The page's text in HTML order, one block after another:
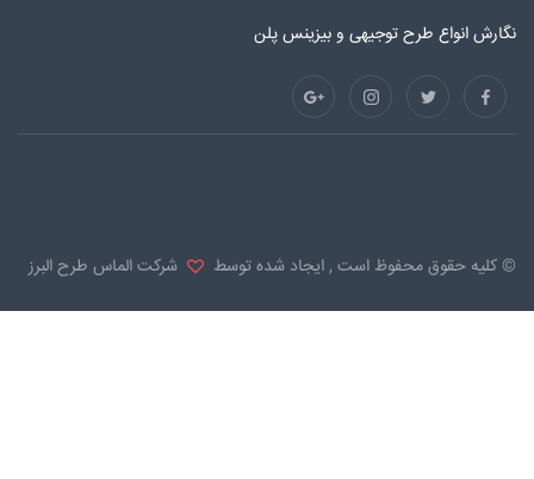
نگارش انواع طرح توجیهی و بیزینس پلن
© کلیه حقوق محفوظ است , ایجاد شده توسط شرکت الماس طرح البرز